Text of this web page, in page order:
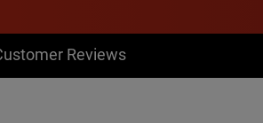
Reviews